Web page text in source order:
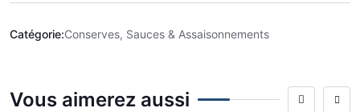
Catégorie:Conserves, Sauces & Assaisonnements
Vous aimerez aussi